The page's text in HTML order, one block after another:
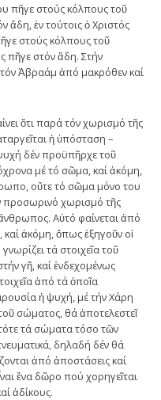
πῆγε στούς κόλπους τοῦ
ἐν τούτοις ὁ Χριστός
στούς κόλπους τοῦ
πῆγε στόν ἅδη. Στήν
τόν Ἀβραάμ ἀπό μακρόθεν καί
ὅτι παρά τόν χωρισμό τῆς
ἡ ὑπόσταση –
δέν προϋπῆρχε τοῦ
μέ τό σῶμα, καί ἀκόμη,
οὔτε τό σῶμα μόνο του
προσωρινό χωρισμό τῆς
Αὐτό φαίνεται ἀπό
καί ἀκόμη, ὅπως ἐξηγοῦν οἱ
τά στοιχεῖα τοῦ
γῆ, καί ἐνδεχομένως
ἀπό τά ὁποῖα
ἡ ψυχή, μέ τήν Χάρη
σώματος, θά ἀποτελεστεῖ
τά σώματα τόσο τῶν
δηλαδή δέν θά
ἀπό ἀποστάσεις καί
ἕνα δῶρο πού χορηγεῖται
ἀδίκους.